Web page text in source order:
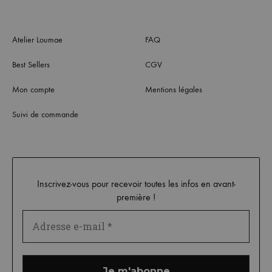
Atelier Loumae
Best Sellers
Mon compte
Suivi de commande
FAQ
CGV
Mentions légales
Inscrivez-vous pour recevoir toutes les infos en avant-
première !